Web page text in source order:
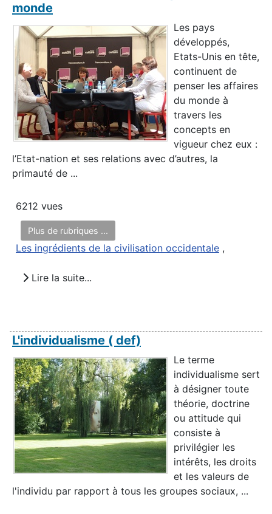
monde
Les pays
développés,
Etats-Unis en tête,
continuent de
penser les affaires
du monde à
travers les
concepts en
vigueur chez eux :
l’Etat-nation et ses relations avec d’autres, la
primauté de ...
6212 vues
Plus de rubriques ...
Les ingrédients de la civilisation occidentale ,
Lire la suite...
L'individualisme ( def)
Le terme
individualisme sert
à désigner toute
théorie, doctrine
ou attitude qui
consiste à
privilégier les
intérêts, les droits
et les valeurs de
l'individu par rapport à tous les groupes sociaux, ...